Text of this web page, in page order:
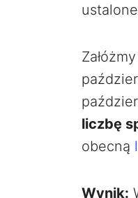
liczbę
obecną
Wynik: